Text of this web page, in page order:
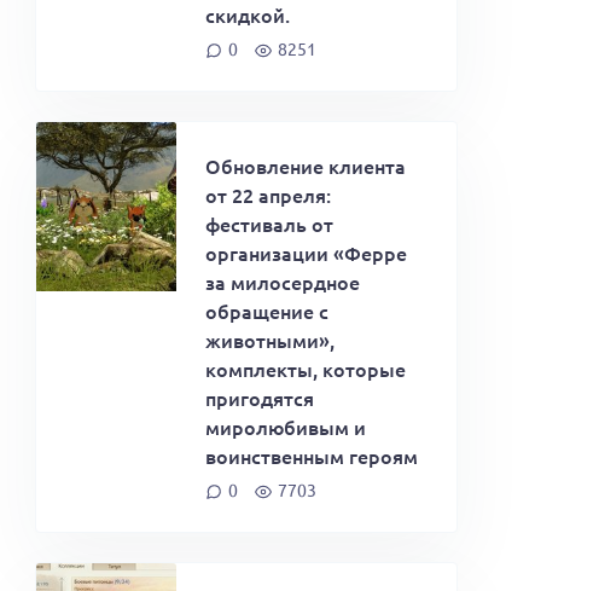
скидкой.
0 8251
Обновление клиента
от 22 апреля:
фестиваль от
организации «Ферре
за милосердное
обращение с
животными»,
комплекты, которые
пригодятся
миролюбивым и
воинственным героям
0 7703